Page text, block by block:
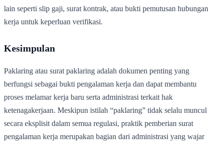
lain seperti slip gaji, surat kontrak, atau bukti pemutusan hubungan
kerja untuk keperluan verifikasi.
Kesimpulan
Paklaring atau surat paklaring adalah dokumen penting yang
berfungsi sebagai bukti pengalaman kerja dan dapat membantu
proses melamar kerja baru serta administrasi terkait hak
ketenagakerjaan. Meskipun istilah “paklaring” tidak selalu muncul
secara eksplisit dalam semua regulasi, praktik pemberian surat
pengalaman kerja merupakan bagian dari administrasi yang wajar